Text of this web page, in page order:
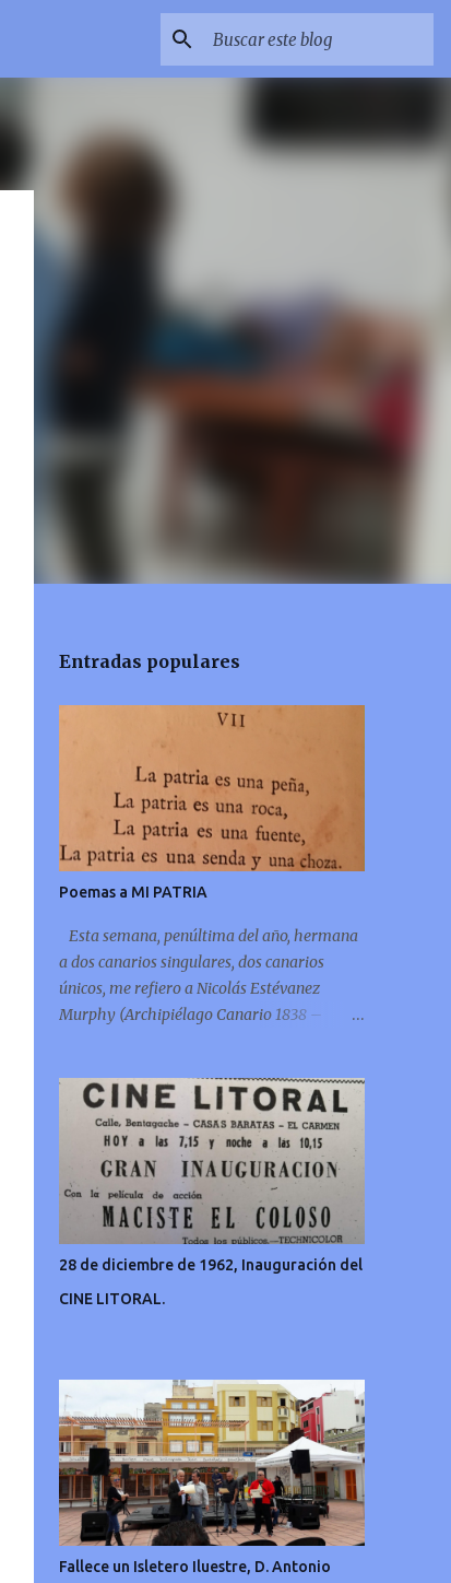
Entradas populares
Poemas a MI PATRIA
Esta semana, penúltima del año, hermana
a dos canarios singulares, dos canarios
únicos, me refiero a Nicolás Estévanez
Murphy (Archipiélago Canario 1838 –
28 de diciembre de 1962, Inauguración del
CINE LITORAL.
Fallece un Isletero Iluestre, D. Antonio